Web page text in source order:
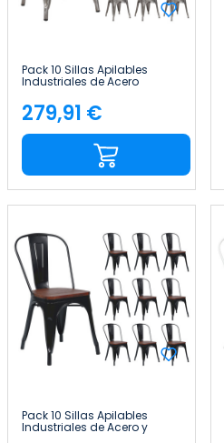
Pack 10 Sillas Apilables
Industriales de Acero
Precio
279,91 €
Pack 10 Sillas Apilables
Industriales de Acero y
Madera 45x45x85cm Thinia